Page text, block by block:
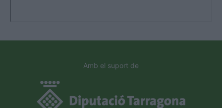
Amb el suport de